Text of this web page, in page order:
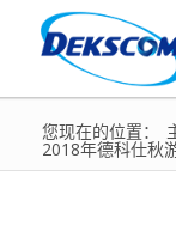
您现在的位置：
2018年德科仕秋